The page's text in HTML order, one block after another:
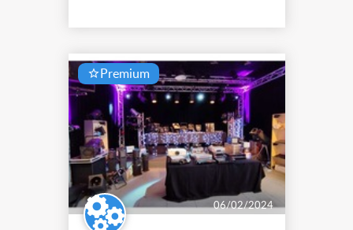
Premium
06/02/2024